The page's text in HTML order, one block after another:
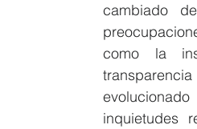
cambiado
como la
inquietudes